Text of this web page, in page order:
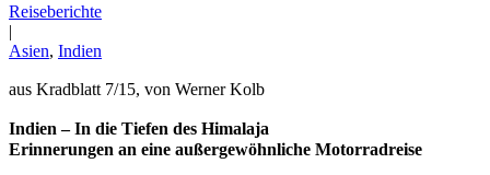
Reiseberichte
|
Asien, Indien
aus Kradblatt 7/15, von Werner Kolb
Indien – In die Tiefen des Himalaja
Erinnerungen an eine außergewöhnliche Motorradreise